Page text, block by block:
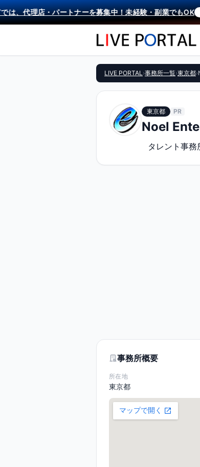
代理店・パートナーを募集中！未経験・副業でもOK 詳
LIVE PORTAL›事務所一覧›東京都›
東京都 PR
Noel
タレント事務
事務所概要
所在地
東京都